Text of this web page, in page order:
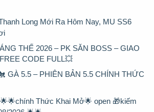
Long Mới Ra Hôm Nay, MU SS6
THẾ 2026 – PK SĂN BOSS – GIAO
CODE FULL💥
GÀ 5.5 – PHIÊN BẢN 5.5 CHÍNH THỨC
🌟🌟chính Thức Khai Mở🌟 open 🎁kiếm